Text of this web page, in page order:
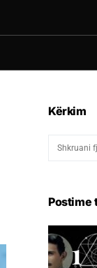
Kërkim
Postime